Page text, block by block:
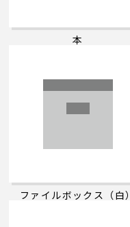
本
ファイルボックス（白）